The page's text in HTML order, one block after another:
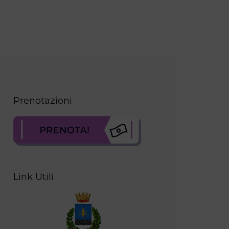
Prenotazioni
Link Utili